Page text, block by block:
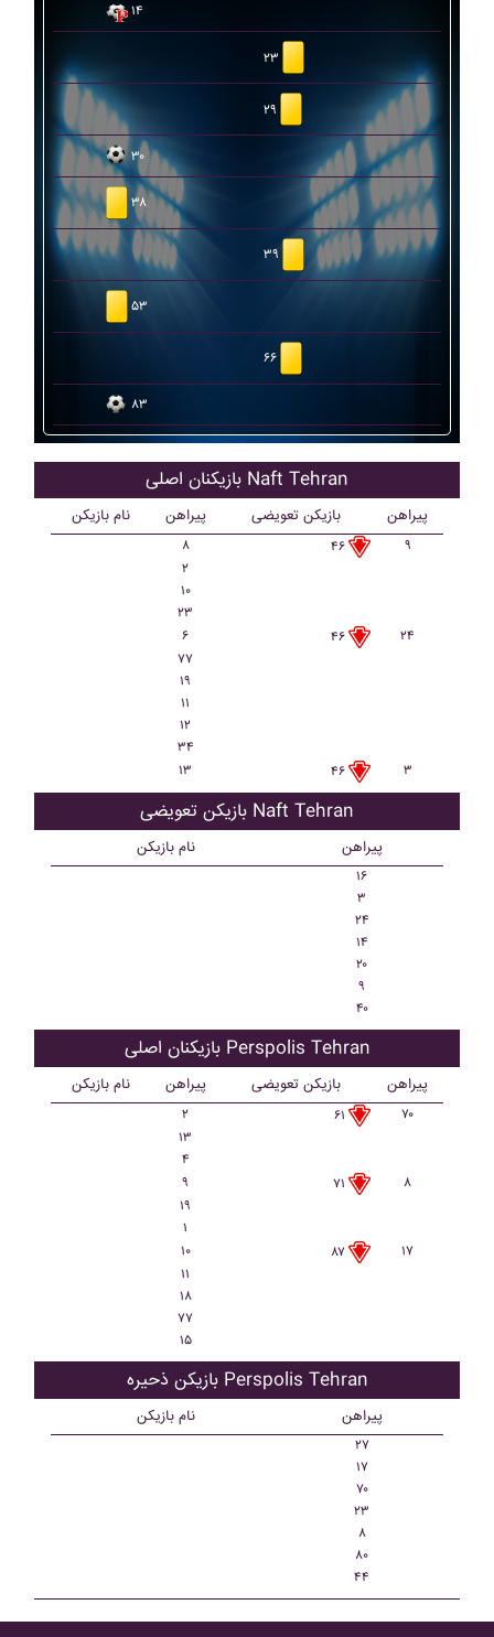
۱۴
۲۳
۲۹
۳۰
۳۸
۳۹
۵۳
۶۶
۸۳
بازیکنان اصلی Naft Tehran
نام بازیکن پیراهن بازیکن تعویضی پیراهن
۸ ۴۶
۹
۲
۱۰
۲۳
۶
۴۶
۲۴
۷۷
۱۹
۱۱
۱۲
۳۴
۱۳
۴۶ ۳
بازیکن تعویضی Naft Tehran
نام بازیکن پیراهن
۱۶
۳
۲۴
۱۴
۲۰
۹
۴۰
بازیکنان اصلی Perspolis Tehran
نام بازیکن پیراهن بازیکن تعویضی پیراهن
۲ ۶۱
۷۰
۱۳
۴
۹
۷۱
۸
۱۹
۱
۱۰
۸۷
۱۷
۱۱
۱۸
۷۷
۱۵
بازیکن ذحیره Perspolis Tehran
نام بازیکن پیراهن
۲۷
۱۷
۷۰
۲۳
۸
۸۰
۴۴